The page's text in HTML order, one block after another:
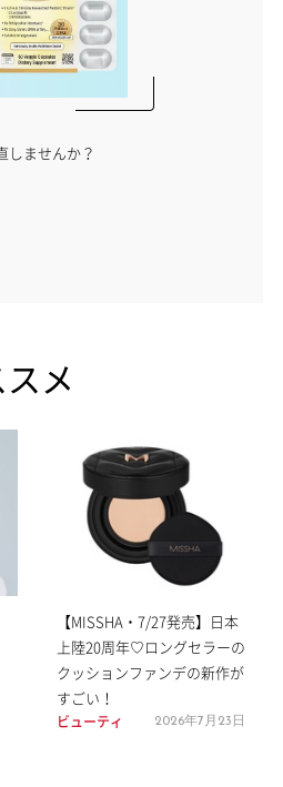
ませんか？
ナイト
メ
【MISSHA・7/27発売】日本
上陸20周年♡ロングセラーの
クッションファンデの新作が
すごい！
ビューティ 2026年7月23日